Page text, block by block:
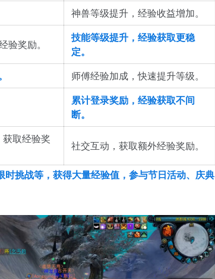
神兽等级提升，经验收益增加。
验奖励。
技能等级提升，经验获取更稳
定。
师傅经验加成，快速提升等级。
累计登录奖励，经验获取不间
断。
取经验奖
社交互动，获取额外经验奖励。
时挑战等，获得大量经验值，参与节日活动、庆典